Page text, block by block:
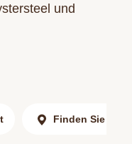
und
Finden Sie uns